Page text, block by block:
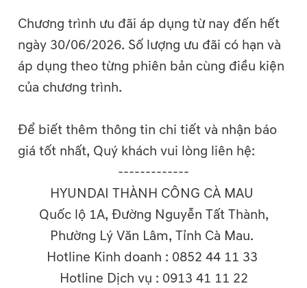
Chương trình ưu đãi áp dụng từ nay đến hết
ngày 30/06/2026. Số lượng ưu đãi có hạn và
áp dụng theo từng phiên bản cùng điều kiện
của chương trình.
Để biết thêm thông tin chi tiết và nhận báo
giá tốt nhất, Quý khách vui lòng liên hệ:
-------------
HYUNDAI THÀNH CÔNG CÀ MAU
Quốc lộ 1A, Đường Nguyễn Tất Thành,
Phường Lý Văn Lâm, Tỉnh Cà Mau.
Hotline Kinh doanh : 0852 44 11 33
Hotline Dịch vụ : 0913 41 11 22